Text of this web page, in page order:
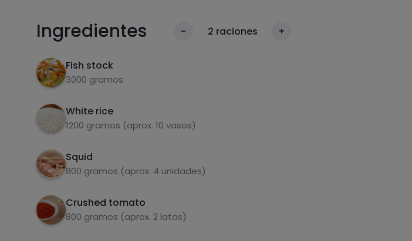
Ingredientes - 2 raciones +
Fish stock
3000 gramos
White rice
1200 gramos (aprox. 10 vasos)
Squid
800 gramos (aprox. 4 unidades)
Crushed tomato
800 gramos (aprox. 2 latas)